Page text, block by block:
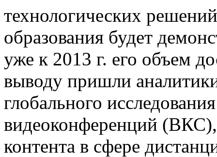
технологических
образования будет
уже к 2013 г. его объем
выводу пришли
глобального
видеоконференций
контента в сфере